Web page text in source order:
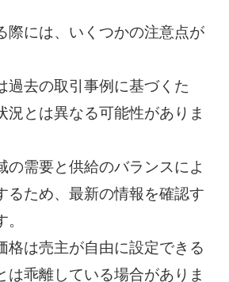
際には、いくつかの注意点が
過去の取引事例に基づくた
況とは異なる可能性がありま
の需要と供給のバランスによ
るため、最新の情報を確認す
格は売主が自由に設定できる
は乖離している場合がありま